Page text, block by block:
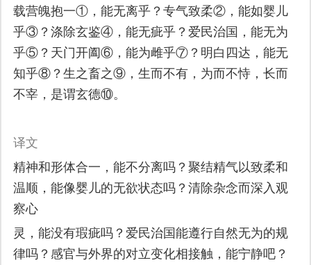
载营魄抱一①，能无离乎？专气致柔②，能如婴儿
乎③？涤除玄鉴④，能无疵乎？爱民治国，能无为
乎⑤？天门开阖⑥，能为雌乎⑦？明白四达，能无
知乎⑧？生之畜之⑨，生而不有，为而不恃，长而
不宰，是谓玄德⑩。
译文
精神和形体合一，能不分离吗？聚结精气以致柔和
温顺，能像婴儿的无欲状态吗？清除杂念而深入观
察心
灵，能没有瑕疵吗？爱民治国能遵行自然无为的规
律吗？感官与外界的对立变化相接触，能宁静吧？